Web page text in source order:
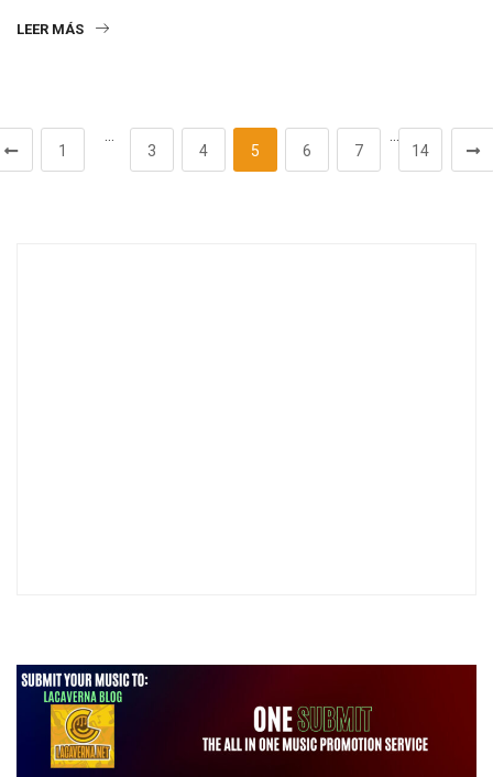
LEER MÁS
1
3
4 5 6 7
14